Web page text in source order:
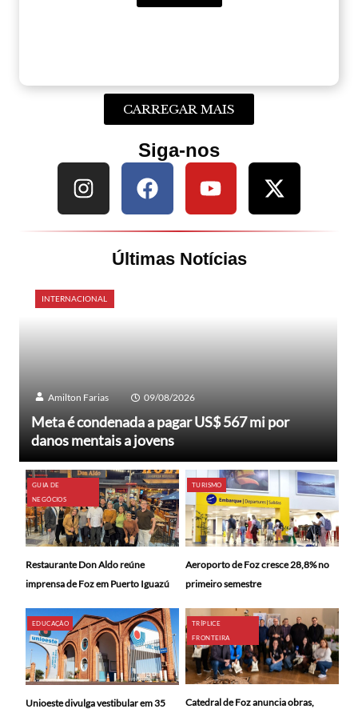
CARREGAR MAIS
Siga-nos
Últimas Notícias
INTERNACIONAL
Amilton Farias 09/08/2026
Meta é condenada a pagar US$ 567 mi por
danos mentais a jovens
GUIA DE
NEGÓCIOS
Restaurante Don Aldo reúne
imprensa de Foz em Puerto Iguazú
TURISMO
Aeroporto de Foz cresce 28,8% no
primeiro semestre
EDUCAÇÃO
Unioeste divulga vestibular em 35
TRÍPLICE
FRONTEIRA
Catedral de Foz anuncia obras,